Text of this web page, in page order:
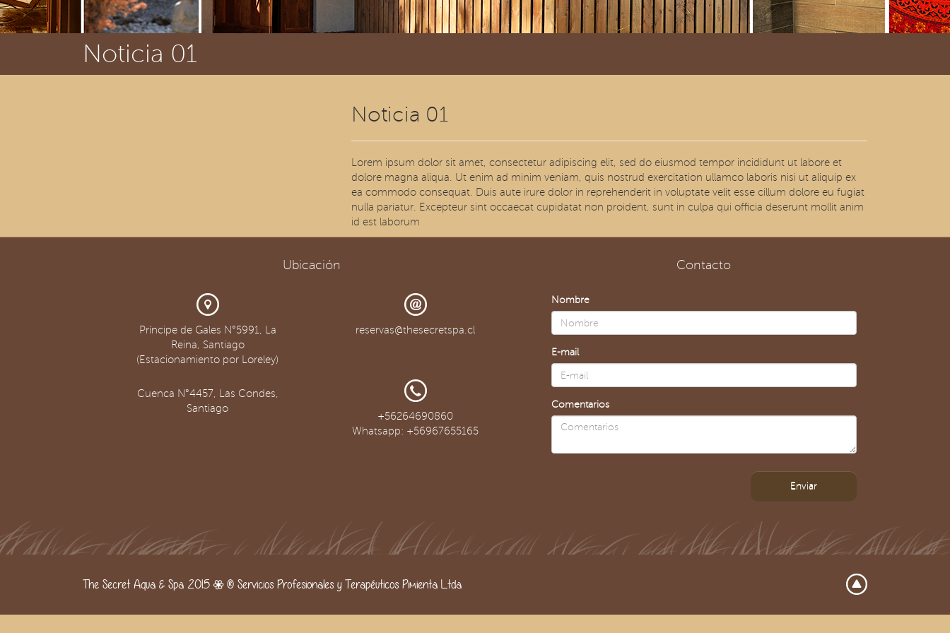
Noticia 01
Noticia 01
Lorem ipsum dolor sit amet, consectetur adipiscing elit, sed do eiusmod tempor incididunt ut labore et
dolore magna aliqua. Ut enim ad minim veniam, quis nostrud exercitation ullamco laboris nisi ut aliquip ex
ea commodo consequat. Duis aute irure dolor in reprehenderit in voluptate velit esse cillum dolore eu fugiat
nulla pariatur. Excepteur sint occaecat cupidatat non proident, sunt in culpa qui officia deserunt mollit anim
id est laborum
Ubicación
Príncipe de Gales N°5991, La
Reina, Santiago
(Estacionamiento por Loreley)
Cuenca N°4457, Las Condes,
Santiago
reservas@thesecretspa.cl
+56264690860
Whatsapp: +56967655165
Contacto
Nombre
E-mail
Comentarios
Enviar
The Secret Aqua & Spa 2015 | ® Servicios Profesionales y Terapéuticos Pimienta Ltda